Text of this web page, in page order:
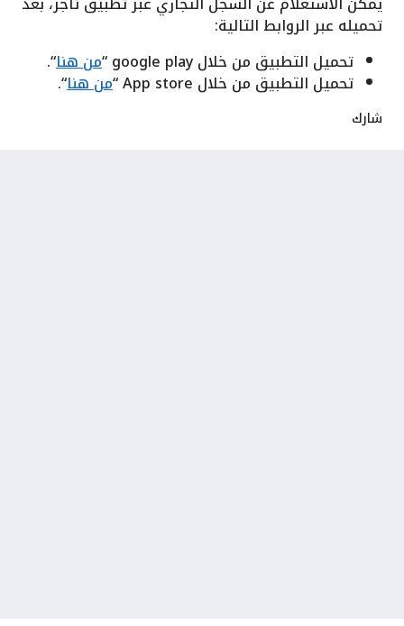
تحميله عبر الروابط التالية:
تحميل التطبيق من خلال google play “
من هنا“.
تحميل التطبيق من خلال App store “ من هنا“.
شارك